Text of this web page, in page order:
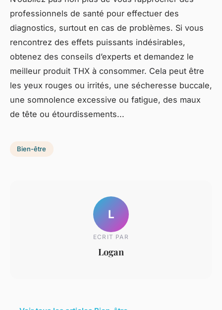
professionnels de santé pour effectuer des
diagnostics, surtout en cas de problèmes. Si vous
rencontrez des effets puissants indésirables,
obtenez des conseils d’experts et demandez le
meilleur produit THX à consommer. Cela peut être
les yeux rouges ou irrités, une sécheresse buccale,
une somnolence excessive ou fatigue, des maux
de tête ou étourdissements...
Bien-être
L
ECRIT PAR
Logan